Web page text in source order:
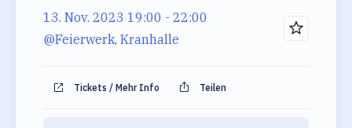
13. Nov. 2023 19:00 - 22:00
@Feierwerk, Kranhalle
Tickets / Mehr Info Teilen